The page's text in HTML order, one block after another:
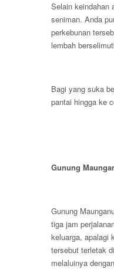
Selain keindahan
seniman. Anda
perkebunan
lembah
Bagi yang suka
pantai hingga ke
Gunung
Gunung
tiga jam
keluarga, apalagi
tersebut terletak
melaluinya